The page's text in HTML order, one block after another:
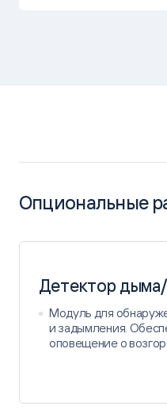
Опциональные
Детектор дыма/
Модуль для
и задымления.
оповещение о